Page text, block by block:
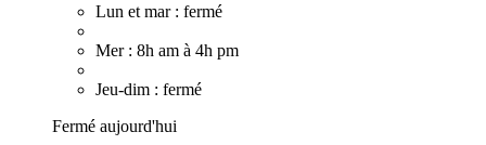
Lun et mar : fermé
Mer : 8h am à 4h pm
Jeu-dim : fermé
Fermé aujourd'hui